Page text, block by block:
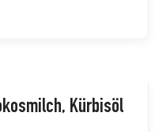
Kürbisöl